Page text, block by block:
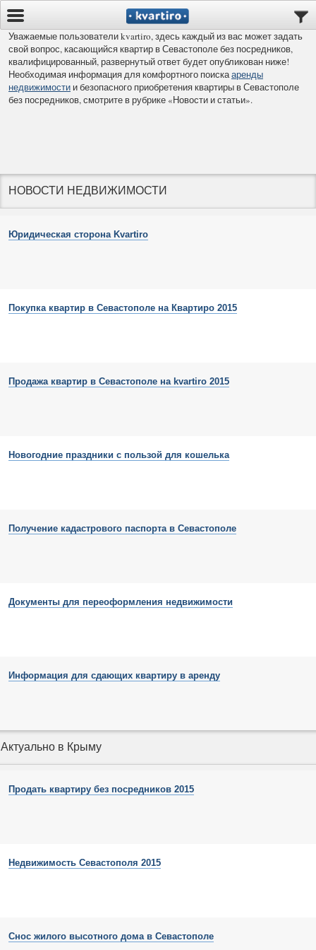
Уважаемые пользователи kvartiro, здесь каждый из вас может задать
свой вопрос, касающийся квартир в Севастополе без посредников,
квалифицированный, развернутый ответ будет опубликован ниже!
Необходимая информация для комфортного поискааренды
недвижимости и безопасного приобретения квартиры в Севастополе
без посредников, смотрите в рубрике «Новости и статьи».
НОВОСТИ НЕДВИЖИМОСТИ
Юридическая сторона Kvartiro
Покупка квартир в Севастополе на Квартиро 2015
Продажа квартир в Севастополе на kvartiro 2015
Новогодние праздники с пользой для кошелька
Получение кадастрового паспорта в Севастополе
Документы для переоформления недвижимости
Информация для сдающих квартиру в аренду
Актуально в Крыму
Продать квартиру без посредников 2015
Недвижимость Севастополя 2015
Снос жилого высотного дома в Севастополе